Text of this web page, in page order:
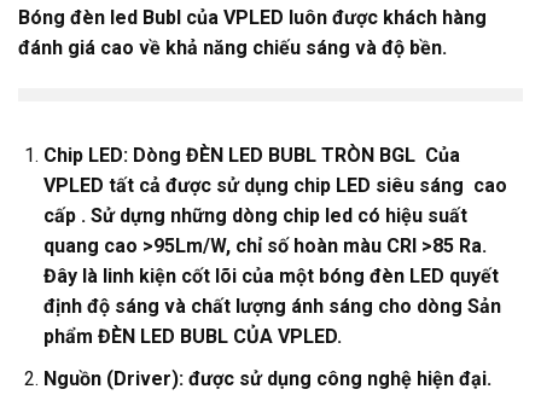
Bóng đèn led Bubl của VPLED luôn được khách hàng
đánh giá cao về khả năng chiếu sáng và độ bền.
Chip LED: Dòng ĐÈN LED BUBL TRÒN BGL Của
VPLED tất cả được sử dụng chip LED siêu sáng cao
cấp . Sử dựng những dòng chip led có hiệu suất
quang cao >95Lm/W, chỉ số hoàn màu CRI >85 Ra.
Đây là linh kiện cốt lõi của một bóng đèn LED quyết
định độ sáng và chất lượng ánh sáng cho dòng Sản
phẩm ĐÈN LED BUBL CỦA VPLED.
Nguồn (Driver): được sử dụng công nghệ hiện đại.